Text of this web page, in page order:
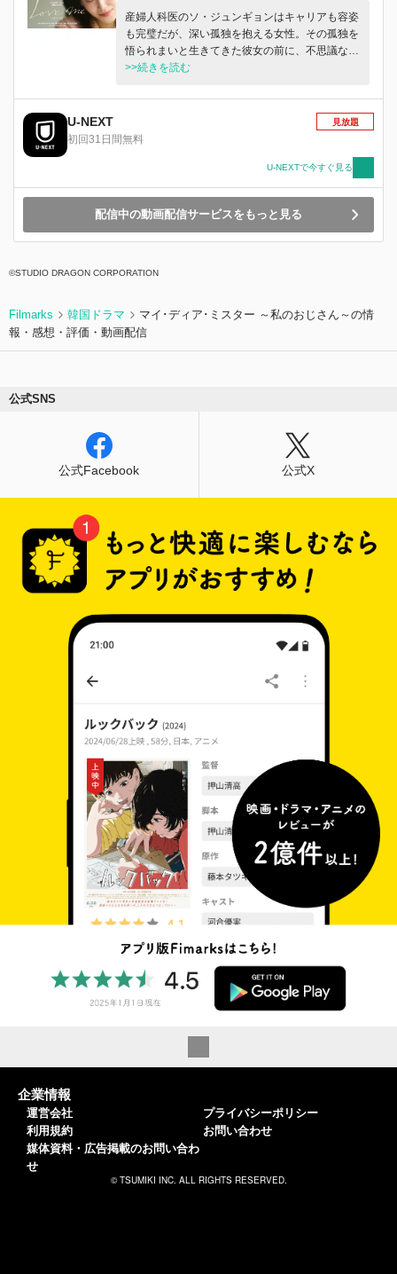
産婦人科医のソ・ジュンギョンはキャリアも容姿
も完璧だが、深い孤独を抱える女性。その孤独を
悟られまいと生きてきた彼女の前に、不思議な男
が現れ、彼女の心に変化が…。一方、ジュンギョ
る変化が訪れる。
>>続きを読む
U-NEXT
初回31日間無料
見放題
U-NEXTで今すぐ見る
配信中の動画配信サービスをもっと見る
©STUDIO DRAGON CORPORATION
Filmarks 韓国ドラマ
マイ･ディア･ミスター ～私のおじさん～の情
報・感想・評価・動画配信
公式SNS
公式Facebook 公式X
企業情報
運営会社
利用規約
媒体資料・広告掲載のお問い合わ
せ
プライバシーポリシー
お問い合わせ
© TSUMIKI INC. ALL RIGHTS RESERVED.